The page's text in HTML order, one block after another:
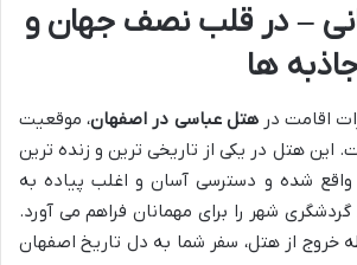
– در قلب نصف جهان و
ها
اقامت درهتل عباسی در اصفهان، موقعیت
این هتل در یکی از تاریخی ترین و زنده ترین
شده و دسترسی آسان و اغلب پیاده به
شهر را برای مهمانان فراهم می آورد.
خروج از هتل، سفر شما به دل تاریخ اصفهان